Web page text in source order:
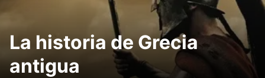
La historia de Grecia
antigua